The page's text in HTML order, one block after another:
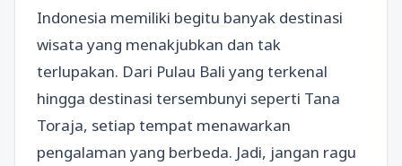
Indonesia memiliki begitu banyak destinasi
wisata yang menakjubkan dan tak
terlupakan. Dari Pulau Bali yang terkenal
hingga destinasi tersembunyi seperti Tana
Toraja, setiap tempat menawarkan
pengalaman yang berbeda. Jadi, jangan ragu